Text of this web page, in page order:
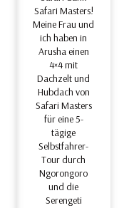
Safari Masters!
Meine Frau und
ich haben in
Arusha einen
4×4 mit
Dachzelt und
Hubdach von
Safari Masters
für eine 5-
tägige
Selbstfahrer-
Tour durch
Ngorongoro
und die
Serengeti